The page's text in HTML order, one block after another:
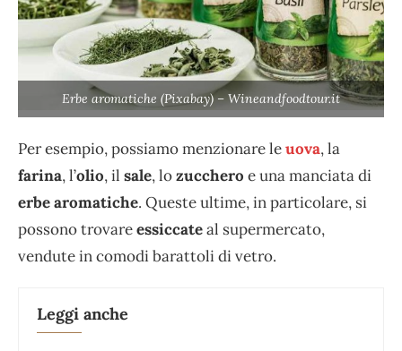
Erbe aromatiche (Pixabay) – Wineandfoodtour.it
Per esempio, possiamo menzionare leuova, la
farina, l’olio, il sale, lozucchero e una manciata di
erbe aromatiche. Queste ultime, in particolare, si
possono trovareessiccateal supermercato,
vendute in comodi barattoli di vetro.
Leggi anche